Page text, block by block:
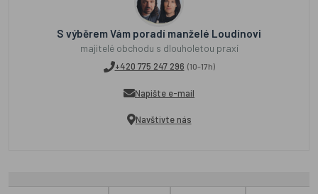
S výběrem Vám poradí manželé Loudínovi
majitelé obchodu s dlouholetou praxí
+420 775 247 296 (10-17h)
Napište e-mail
Navštivte nás